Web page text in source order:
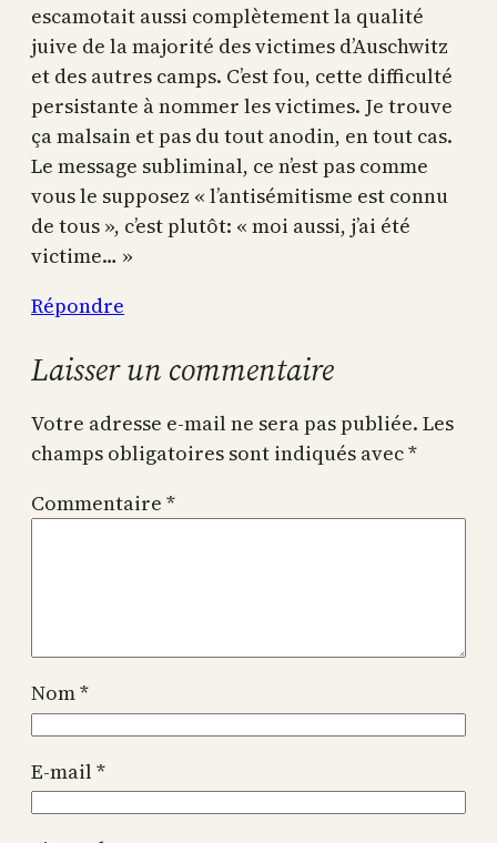
escamotait aussi complètement la qualité
juive de la majorité des victimes d’Auschwitz
et des autres camps. C’est fou, cette difficulté
persistante à nommer les victimes. Je trouve
ça malsain et pas du tout anodin, en tout cas.
Le message subliminal, ce n’est pas comme
vous le supposez « l’antisémitisme est connu
de tous », c’est plutôt: « moi aussi, j’ai été
victime… »
Répondre
Laisser un commentaire
Votre adresse e-mail ne sera pas publiée. Les
champs obligatoires sont indiqués avec*
Commentaire *
Nom*
E-mail*